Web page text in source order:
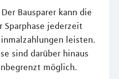
Der Bausparer kann die
Sparphase jederzeit
leisten.
sind darüber hinaus
möglich.